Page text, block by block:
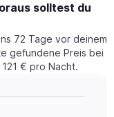
solltest du
72 Tage vor deinem
gefundene Preis bei
€ pro Nacht.